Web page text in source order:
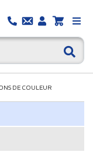
DE COULEUR